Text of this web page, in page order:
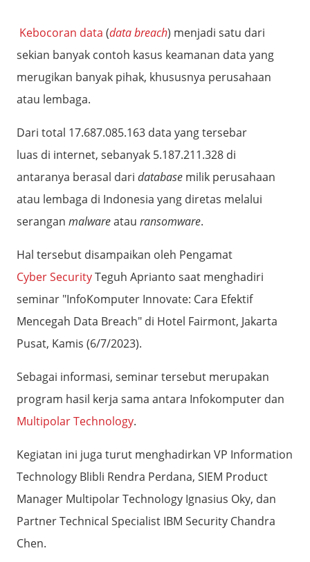
Kebocoran data (data breach) menjadi satu dari
sekian banyak contoh kasus keamanan data yang
merugikan banyak pihak, khususnya perusahaan
atau lembaga.
Dari total 17.687.085.163 data yang tersebar
luas di internet, sebanyak 5.187.211.328 di
antaranya berasal dari database milik perusahaan
atau lembaga di Indonesia yang diretas melalui
serangan malwareatau ransomware.
Hal tersebut disampaikan oleh Pengamat
Cyber SecurityTeguh Aprianto saat menghadiri
seminar "InfoKomputer Innovate: Cara Efektif
Mencegah Data Breach" di Hotel Fairmont, Jakarta
Pusat, Kamis (6/7/2023).
Sebagai informasi, seminar tersebut merupakan
program hasil kerja sama antara Infokomputer dan
Multipolar Technology.
Kegiatan ini juga turut menghadirkan VP Information
Technology Blibli Rendra Perdana, SIEM Product
Manager Multipolar Technology Ignasius Oky, dan
Partner Technical Specialist IBM Security Chandra
Chen.